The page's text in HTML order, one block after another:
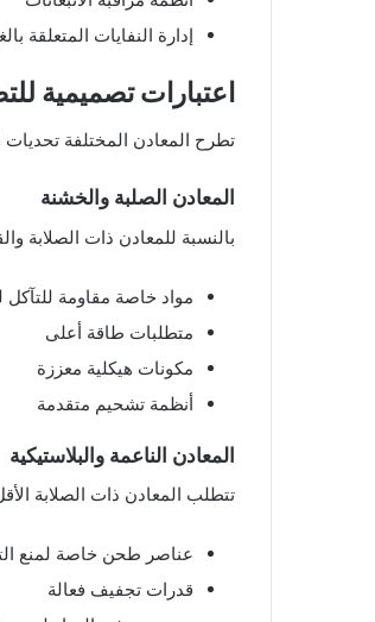
إدارة النفايات المتعلقة
اعتبارات تصميمية
تطرح المعادن المختلفة
المعادن الصلبة والخشنة
بالنسبة للمعادن ذات الصلابة
مواد خاصة مقاومة
متطلبات طاقة أعلى
مكونات هيكلية معززة
أنظمة تشحيم متقدمة
المعادن الناعمة والبلاستيكية
تتطلب المعادن ذات الصلابة
عناصر طحن خاصة لمنع
قدرات تجفيف فعالة